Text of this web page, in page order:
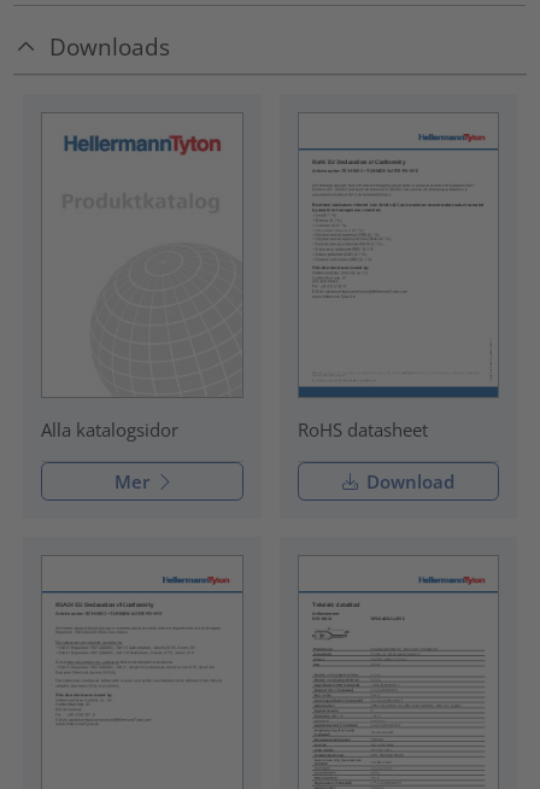
Downloads
Alla katalogsidor
Mer
RoHS datasheet
Download